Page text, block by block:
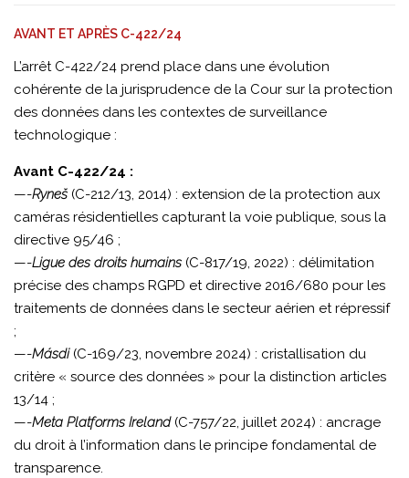
AVANT ET APRÈS C-422/24
L’arrêt C-422/24 prend place dans une évolution
cohérente de la jurisprudence de la Cour sur la protection
des données dans les contextes de surveillance
technologique :
Avant C-422/24 :
—-Ryneš (C-212/13, 2014) : extension de la protection aux
caméras résidentielles capturant la voie publique, sous la
directive 95/46 ;
—-Ligue des droits humains (C-817/19, 2022) : délimitation
précise des champs RGPD et directive 2016/680 pour les
traitements de données dans le secteur aérien et répressif
;
—-Másdi(C-169/23, novembre 2024) : cristallisation du
critère « source des données » pour la distinction articles
13/14 ;
—-Meta Platforms Ireland(C-757/22, juillet 2024) : ancrage
du droit à l’information dans le principe fondamental de
transparence.